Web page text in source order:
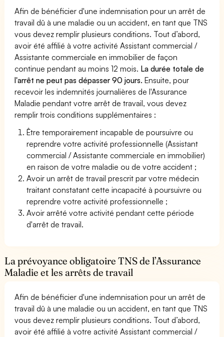
Afin de bénéficier d'une indemnisation pour un arrêt de
travail dû à une maladie ou un accident, en tant que TNS
vous devez remplir plusieurs conditions. Tout d’abord,
avoir été affilié à votre activité Assistant commercial /
Assistante commerciale en immobilier de façon
continue pendant au moins 12 mois. La durée totale de
l'arrêt ne peut pas dépasser 90 jours. Ensuite, pour
recevoir les indemnités journalières de l'Assurance
Maladie pendant votre arrêt de travail, vous devez
remplir trois conditions supplémentaires :
Être temporairement incapable de poursuivre ou
reprendre votre activité professionnelle (Assistant
commercial / Assistante commerciale en immobilier)
en raison de votre maladie ou de votre accident ;
Avoir un arrêt de travail prescrit par votre médecin
traitant constatant cette incapacité à poursuivre ou
reprendre votre activité professionnelle ;
Avoir arrêté votre activité pendant cette période
d'arrêt de travail.
La prévoyance obligatoire TNS de l’Assurance
Maladie et les arrêts de travail
Afin de bénéficier d'une indemnisation pour un arrêt de
travail dû à une maladie ou un accident, en tant que TNS
vous devez remplir plusieurs conditions. Tout d’abord,
avoir été affilié à votre activité Assistant commercial /